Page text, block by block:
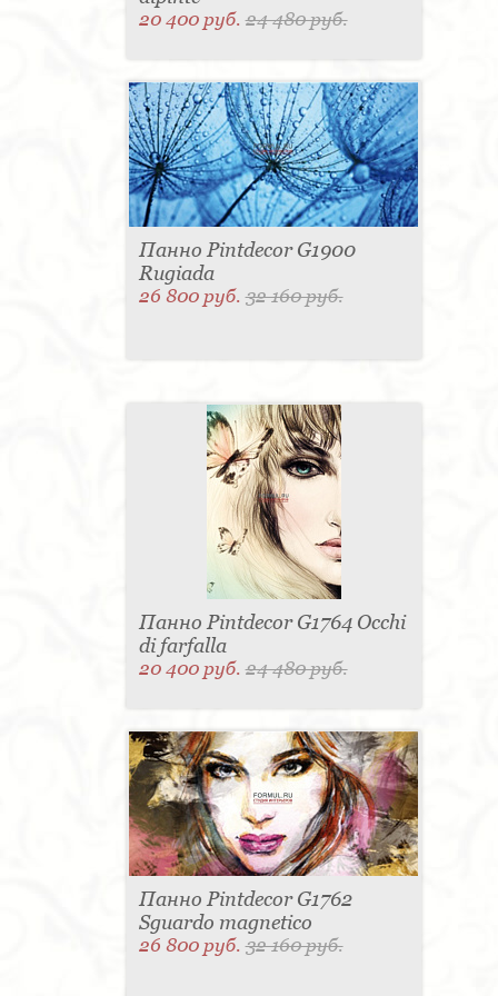
20 400 руб.24 480 руб.
Панно Pintdecor G1900
Rugiada
26 800 руб.32 160 руб.
Панно Pintdecor G1764 Occhi
di farfalla
20 400 руб.24 480 руб.
Панно Pintdecor G1762
Sguardo magnetico
26 800 руб.32 160 руб.